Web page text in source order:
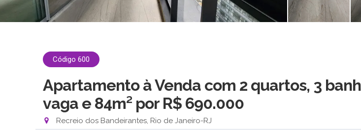
Código 600
Apartamento à Venda com 2 quartos, 3
vaga e 84m² por R$ 690.000
Recreio dos Bandeirantes, Rio de Janeiro-RJ